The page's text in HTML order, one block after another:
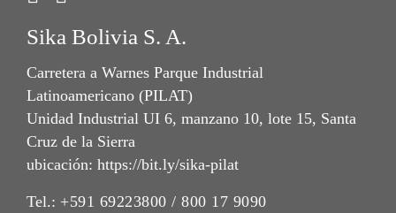
Sika Bolivia S. A.
Carretera a Warnes Parque Industrial
Latinoamericano (PILAT)
Unidad Industrial UI 6, manzano 10, lote 15, Santa
Cruz de la Sierra
ubicación: https://bit.ly/sika-pilat
Tel.: +591 69223800 / 800 17 9090